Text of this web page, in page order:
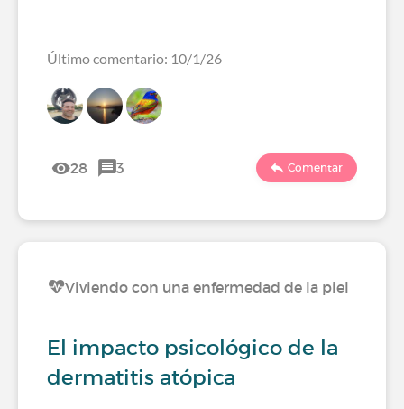
Último comentario: 10/1/26
28 3 Comentar
Viviendo con una enfermedad de la piel
El impacto psicológico de la
dermatitis atópica